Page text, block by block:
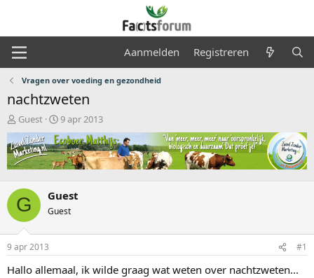
Aanmelden Registreren
Vragen over voeding en gezondheid
nachtzweten
O
n
d
e
r
e
r
p
s
t
a
r
Guest
S
t
a
r
t
a
t
m
9 apr 2013
G Guest
Guest
9 apr 2013 #1
Hallo allemaal, ik wilde graag wat weten over nachtzweten...